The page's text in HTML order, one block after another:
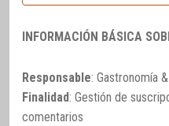
INFORMACIÓN BÁSICA
Responsable: Gastronomía
Finalidad: Gestión de
comentarios